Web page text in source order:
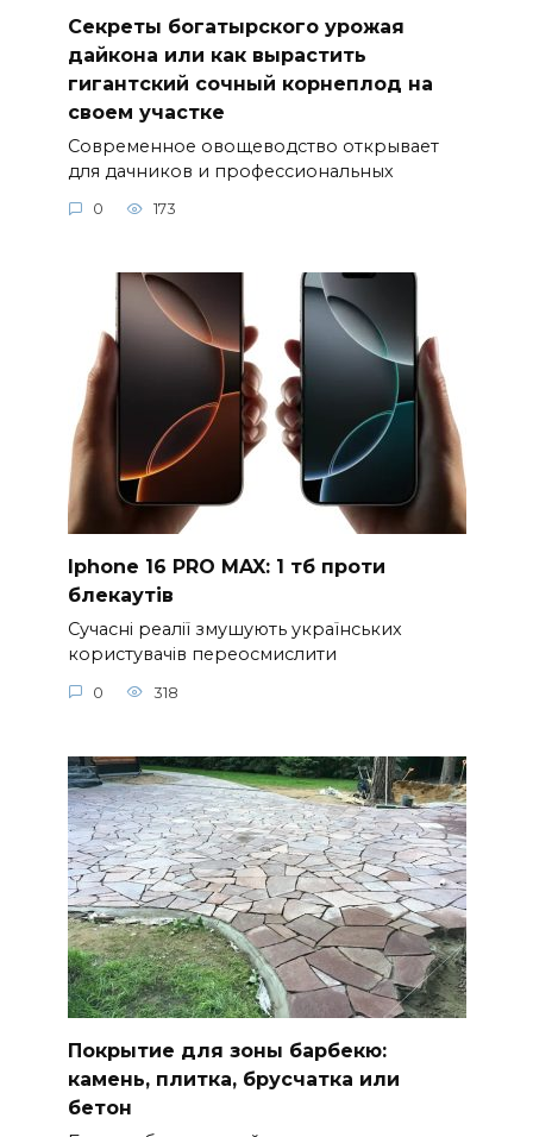
Секреты богатырского урожая
дайкона или как вырастить
гигантский сочный корнеплод на
своем участке
Современное овощеводство открывает
для дачников и профессиональных
0 173
Iphone 16 PRO MAX: 1 тб проти
блекаутів
Сучасні реалії змушують українських
користувачів переосмислити
0 318
Покрытие для зоны барбекю:
камень, плитка, брусчатка или
бетон